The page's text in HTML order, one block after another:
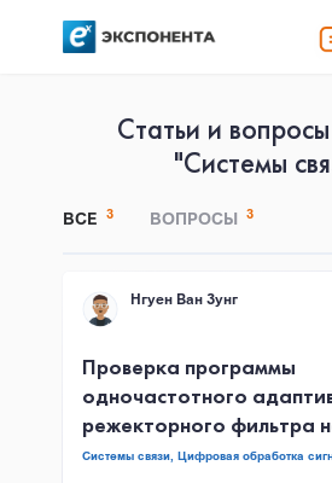
Статьи и
"Системы
ВСЕ 3 ВОПРОСЫ 3
Нгуен Ван Зунг
Проверка программы
одночастотного
режекторного фильтра
Системы связи, Цифровая обработка